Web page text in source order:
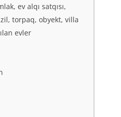
ev alqı satqısı,
torpaq, obyekt, villa
evler